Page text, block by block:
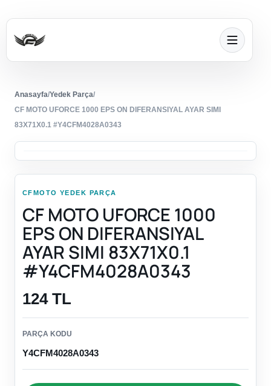
Anasayfa/Yedek Parça/
CF MOTO UFORCE 1000 EPS ON DIFERANSIYAL AYAR SIMI
83X71X0.1 #Y4CFM4028A0343
CFMOTO YEDEK PARÇA
CF MOTO UFORCE 1000
EPS ON DIFERANSIYAL
AYAR SIMI 83X71X0.1
#Y4CFM4028A0343
124 TL
PARÇA KODU
Y4CFM4028A0343